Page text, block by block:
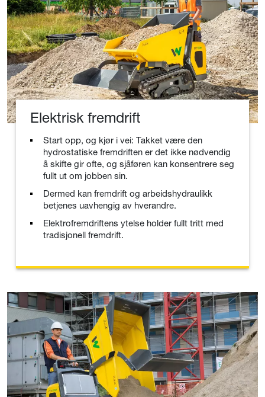
Elektrisk fremdrift
Start opp, og kjør i vei: Takket være den
hydrostatiske fremdriften er det ikke nødvendig
å skifte gir ofte, og sjåføren kan konsentrere seg
fullt ut om jobben sin.
Dermed kan fremdrift og arbeidshydraulikk
betjenes uavhengig av hverandre.
Elektrofremdriftens ytelse holder fullt tritt med
tradisjonell fremdrift.